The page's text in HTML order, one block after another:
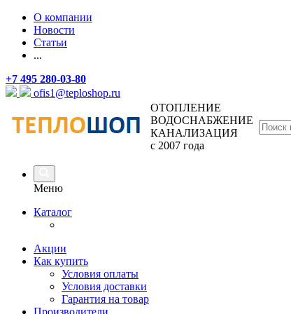
О компании
Новости
Статьи
...
+7 495 280-03-80
ofis1@teploshop.ru
ОТОПЛЕНИЕ
ВОДОСНАБЖЕНИЕ
КАНАЛИЗАЦИЯ
с 2007 года
Меню
Каталог
Акции
Как купить
Условия оплаты
Условия доставки
Гарантия на товар
Производители